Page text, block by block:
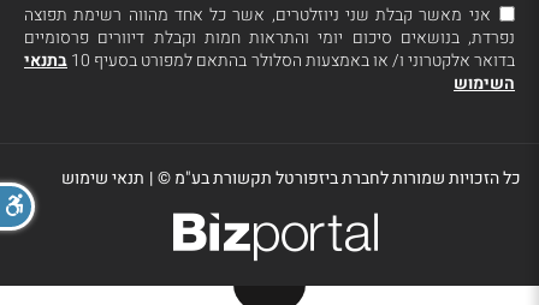
אני מאשר קבלת שני ניוזלטרים, אשר כל אחד מהווה רשימת תפוצה
נפרדת, בנושאים סיכום יומי והתראות חמות וקבלת דיוורים פרסומיים
בדואר אלקטרוני ו/ או באמצעות הסלולר בהתאם למפורט בסעיף 10
בתנאי
השימוש
כל הזכויות שמורות לחברת ביזפורטל תקשורת בע"מ ©| תנאי שימוש